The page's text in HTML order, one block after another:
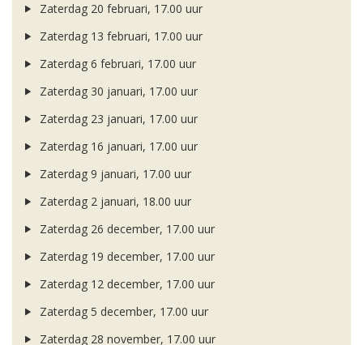
Zaterdag 20 februari, 17.00 uur
Zaterdag 13 februari, 17.00 uur
Zaterdag 6 februari, 17.00 uur
Zaterdag 30 januari, 17.00 uur
Zaterdag 23 januari, 17.00 uur
Zaterdag 16 januari, 17.00 uur
Zaterdag 9 januari, 17.00 uur
Zaterdag 2 januari, 18.00 uur
Zaterdag 26 december, 17.00 uur
Zaterdag 19 december, 17.00 uur
Zaterdag 12 december, 17.00 uur
Zaterdag 5 december, 17.00 uur
Zaterdag 28 november, 17.00 uur